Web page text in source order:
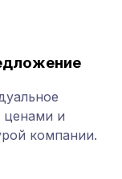
ценами и
компании.